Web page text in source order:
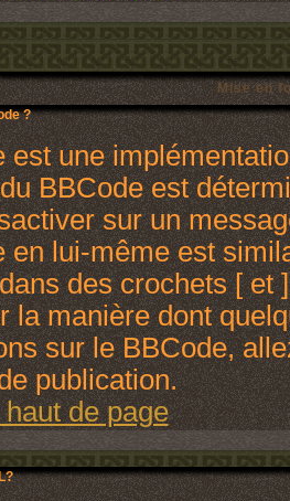
Mise en
?
est une
BBCode est
sur un
en lui-même est
des crochets [ et
la manière dont
sur le BBCode,
publication.
de page